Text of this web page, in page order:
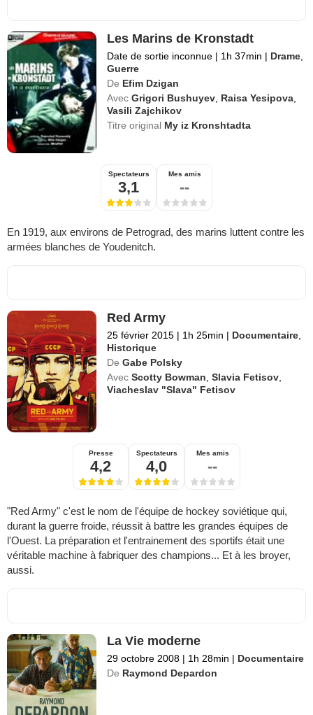
Les Marins de Kronstadt
Date de sortie inconnue | 1h 37min | Drame
Guerre
De Efim Dzigan
Avec Grigori Bushuyev Raisa Yesipova
Vasili Zajchikov
Titre original My iz Kronshtadta
Spectateurs
3,1
Mes amis
--
En 1919, aux environs de Petrograd, des marins luttent contre les
armées blanches de Youdenitch.
Red Army
25 février 2015 | 1h 25min | Documentaire
Historique
De Gabe Polsky
Avec Scotty Bowman ,Slavia Fetisov
Viacheslav "Slava" Fetisov
Presse
4,2
Spectateurs
4,0
Mes amis
--
"Red Army" c'est le nom de l'équipe de hockey soviétique qui,
durant la guerre froide, réussit à battre les grandes équipes de
l'Ouest. La préparation et l'entrainement des sportifs était une
véritable machine à fabriquer des champions... Et à les broyer,
aussi.
La Vie moderne
29 octobre 2008 | 1h 28min | Documentaire
De Raymond Depardon